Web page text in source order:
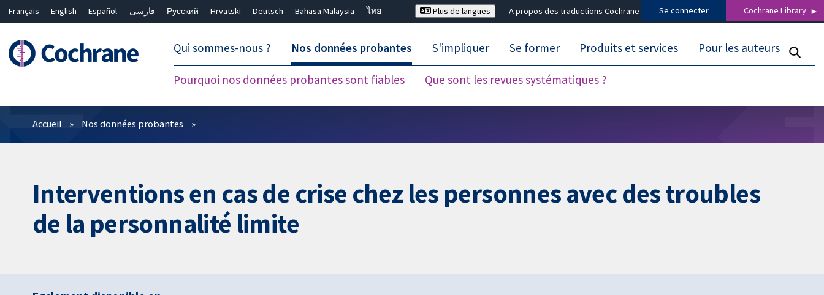
Français English Español فارسی Русский Hrvatski Deutsch Bahasa Malaysia
ไทย
Plus de langues A propos des traductions Cochrane Se connecter Cochrane Library
Qui sommes-nous ? Nos données probantes
Pourquoi nos données probantes sont fiables Que sont les revues systématiques ?
S'impliquer Se former Produits et services Pour les auteurs
Filtres
Accueil Nos données probantes
Interventions en cas de crise chez les personnes avec des troubles
de la personnalité limite